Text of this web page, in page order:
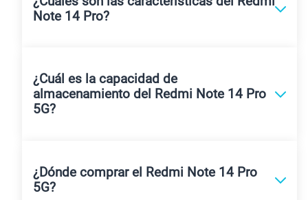
Note 14 Pro?
¿Cuál es la capacidad de
almacenamiento del Redmi Note 14 Pro
5G?
¿Dónde comprar el Redmi Note 14 Pro
5G?